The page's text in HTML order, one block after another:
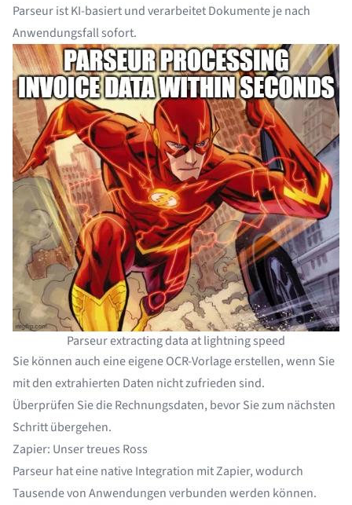
Parseur ist KI-basiert und verarbeitet Dokumente je nach
Anwendungsfall sofort.
Parseur extracting data at lightning speed
Sie können auch eine eigeneOCR-Vorlageerstellen, wenn Sie
mit den extrahierten Daten nicht zufrieden sind.
Überprüfen Sie die Rechnungsdaten, bevor Sie zum nächsten
Schritt übergehen.
Zapier: Unser treues Ross
Parseur hat eine native Integration mit Zapier, wodurch
Tausende von Anwendungen verbunden werden können.